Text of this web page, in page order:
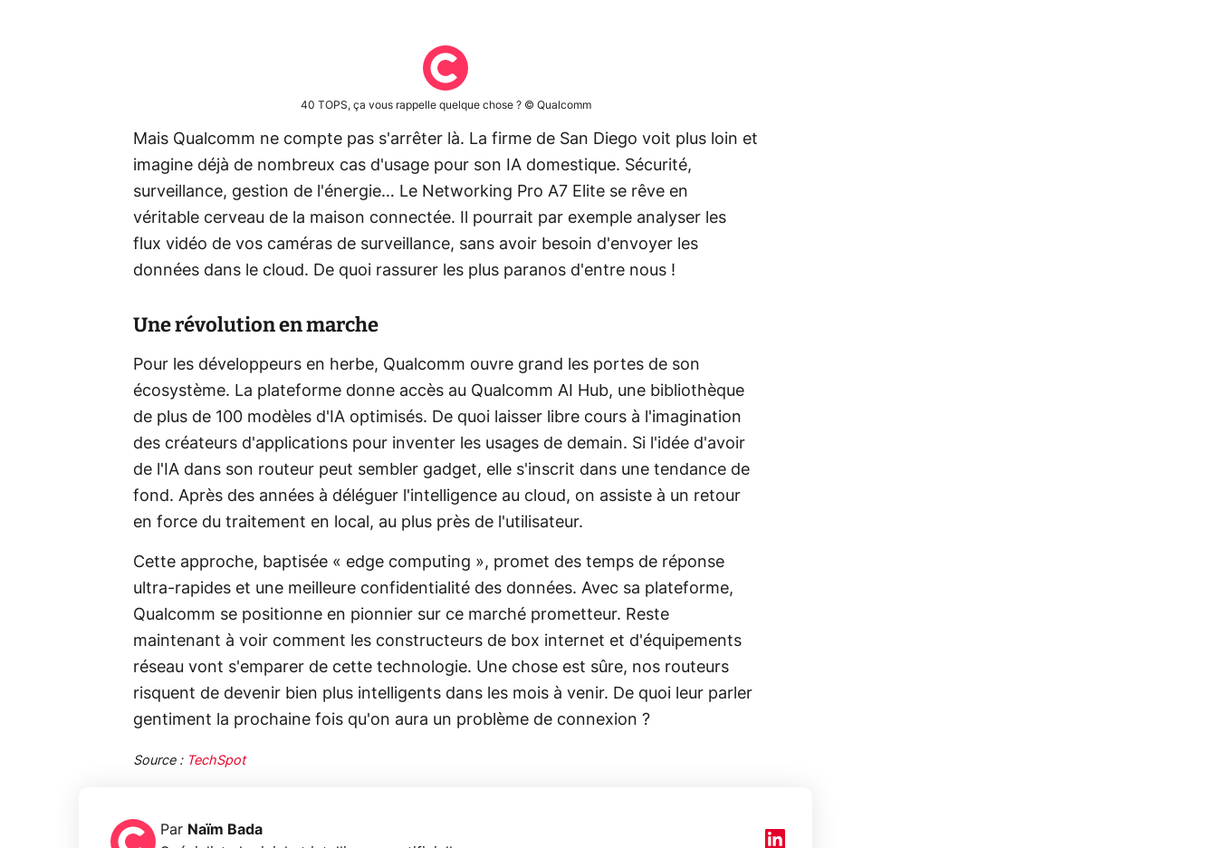
40 TOPS, ça vous rappelle quelque chose ? © Qualcomm
Mais Qualcomm ne compte pas s'arrêter là. La firme de San Diego voit plus loin et
imagine déjà de nombreux cas d'usage pour son IA domestique. Sécurité,
surveillance, gestion de l'énergie… Le Networking Pro A7 Elite se rêve en
véritable cerveau de la maison connectée. Il pourrait par exemple analyser les
flux vidéo de vos caméras de surveillance, sans avoir besoin d'envoyer les
données dans le cloud. De quoi rassurer les plus paranos d'entre nous !
Une révolution en marche
Pour les développeurs en herbe, Qualcomm ouvre grand les portes de son
écosystème. La plateforme donne accès au Qualcomm AI Hub, une bibliothèque
de plus de 100 modèles d'IA optimisés. De quoi laisser libre cours à l'imagination
des créateurs d'applications pour inventer les usages de demain. Si l'idée d'avoir
de l'IA dans son routeur peut sembler gadget, elle s'inscrit dans une tendance de
fond. Après des années à déléguer l'intelligence au cloud, on assiste à un retour
en force du traitement en local, au plus près de l'utilisateur.
Cette approche, baptisée « edge computing », promet des temps de réponse
ultra-rapides et une meilleure confidentialité des données. Avec sa plateforme,
Qualcomm se positionne en pionnier sur ce marché prometteur. Reste
maintenant à voir comment les constructeurs de box internet et d'équipements
réseau vont s'emparer de cette technologie. Une chose est sûre, nos routeurs
risquent de devenir bien plus intelligents dans les mois à venir. De quoi leur parler
gentiment la prochaine fois qu'on aura un problème de connexion ?
Source : TechSpot
Par Naïm Bada